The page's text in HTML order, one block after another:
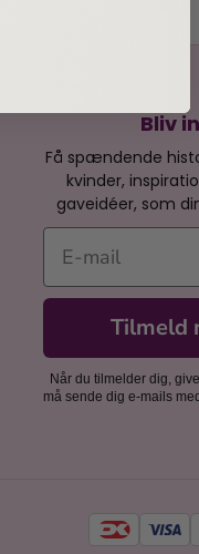
Bliv
Få spændende
kvinder,
gaveidéer, som
E-mail
Tilmeld
Når du tilmelder dig,
må sende dig e-mails